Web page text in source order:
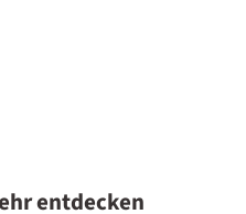
entdecken